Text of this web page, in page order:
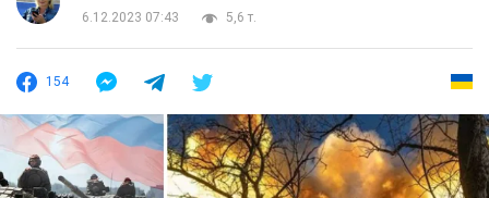
6.12.2023 07:43
5,6 т.
154